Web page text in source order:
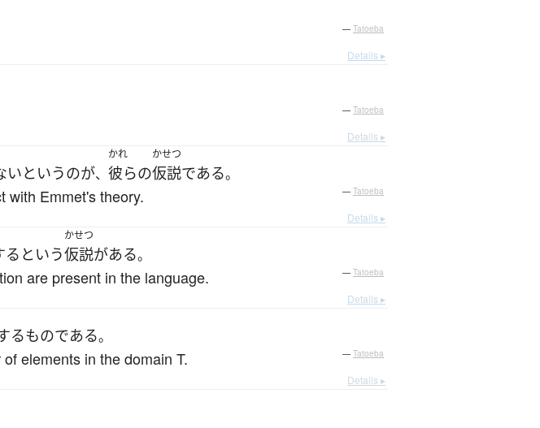
— Tatoeba
Details ▸
— Tatoeba
Details ▸
いというのが、
かれ
彼らの
かせつ
仮説である。
with Emmet's theory. — Tatoeba
Details ▸
る という
かせつ
仮説がある。
are present in the language. — Tatoeba
Details ▸
るものである。
elements in the domain T. — Tatoeba
Details ▸